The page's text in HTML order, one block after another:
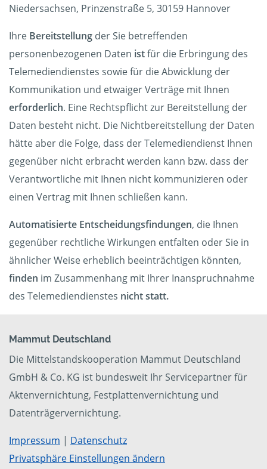
Niedersachsen, Prinzenstraße 5, 30159 Hannover
Ihre Bereitstellung der Sie betreffenden
personenbezogenen Daten istfür die Erbringung des
Telemediendienstes sowie für die Abwicklung der
Kommunikation und etwaiger Verträge mit Ihnen
erforderlich. Eine Rechtspflicht zur Bereitstellung der
Daten besteht nicht. Die Nichtbereitstellung der Daten
hätte aber die Folge, dass der Telemediendienst Ihnen
gegenüber nicht erbracht werden kann bzw. dass der
Verantwortliche mit Ihnen nicht kommunizieren oder
einen Vertrag mit Ihnen schließen kann.
Automatisierte Entscheidungsfindungen, die Ihnen
gegenüber rechtliche Wirkungen entfalten oder Sie in
ähnlicher Weise erheblich beeinträchtigen könnten,
finden im Zusammenhang mit Ihrer Inanspruchnahme
des Telemediendienstes nicht statt.
Mammut Deutschland
Die Mittelstandskooperation Mammut Deutschland
GmbH & Co. KG ist bundesweit Ihr Servicepartner für
Aktenvernichtung, Festplattenvernichtung und
Datenträgervernichtung.
Impressum | Datenschutz
Privatsphäre Einstellungen ändern